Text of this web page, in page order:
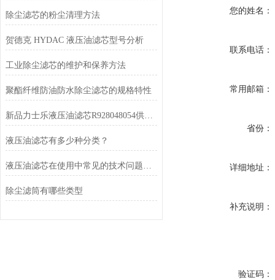
除尘滤芯的粉尘清理方法
贺德克 HYDAC 液压油滤芯型号分析
工业除尘滤芯的维护和保养方法
聚酯纤维防油防水除尘滤芯的规格特性
新品力士乐液压油滤芯R928048054供应厂家
液压油滤芯有多少种分类？
液压油滤芯在使用中常见的技术问题有哪些
除尘滤筒有哪些类型
您的姓名：
联系电话：
常用邮箱：
省份：
详细地址：
补充说明：
验证码：